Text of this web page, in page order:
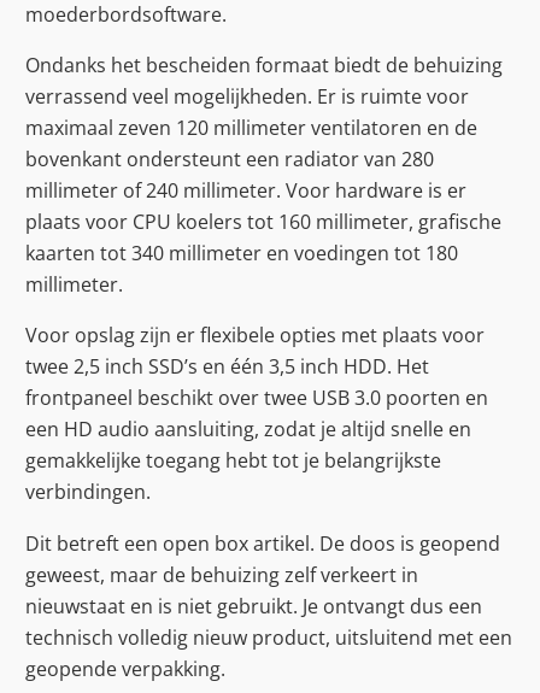
moederbordsoftware.
Ondanks het bescheiden formaat biedt de behuizing
verrassend veel mogelijkheden. Er is ruimte voor
maximaal zeven 120 millimeter ventilatoren en de
bovenkant ondersteunt een radiator van 280
millimeter of 240 millimeter. Voor hardware is er
plaats voor CPU koelers tot 160 millimeter, grafische
kaarten tot 340 millimeter en voedingen tot 180
millimeter.
Voor opslag zijn er flexibele opties met plaats voor
twee 2,5 inch SSD’s en één 3,5 inch HDD. Het
frontpaneel beschikt over twee USB 3.0 poorten en
een HD audio aansluiting, zodat je altijd snelle en
gemakkelijke toegang hebt tot je belangrijkste
verbindingen.
Dit betreft een open box artikel. De doos is geopend
geweest, maar de behuizing zelf verkeert in
nieuwstaat en is niet gebruikt. Je ontvangt dus een
technisch volledig nieuw product, uitsluitend met een
geopende verpakking.